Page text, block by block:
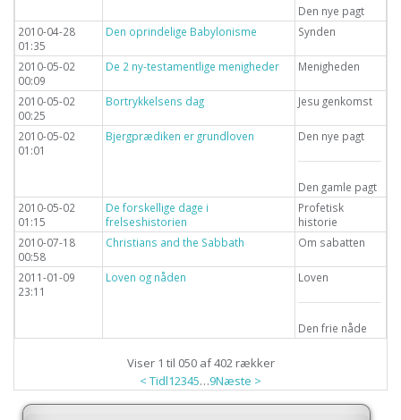
Den nye pagt
2010-04-28
01:35
Den oprindelige Babylonisme Synden
2010-05-02
00:09
De 2 ny-testamentlige menigheder Menigheden
2010-05-02
00:25
Bortrykkelsens dag Jesu genkomst
2010-05-02
01:01
Bjergprædiken er grundloven Den nye pagt
Den gamle pagt
2010-05-02
01:15
De forskellige dage i
frelseshistorien
Profetisk
historie
2010-07-18
00:58
Christians and the Sabbath Om sabatten
2011-01-09
23:11
Loven og nåden Loven
Den frie nåde
Viser 1 til 050 af 402 rækker
< Tidl12345…9Næste >